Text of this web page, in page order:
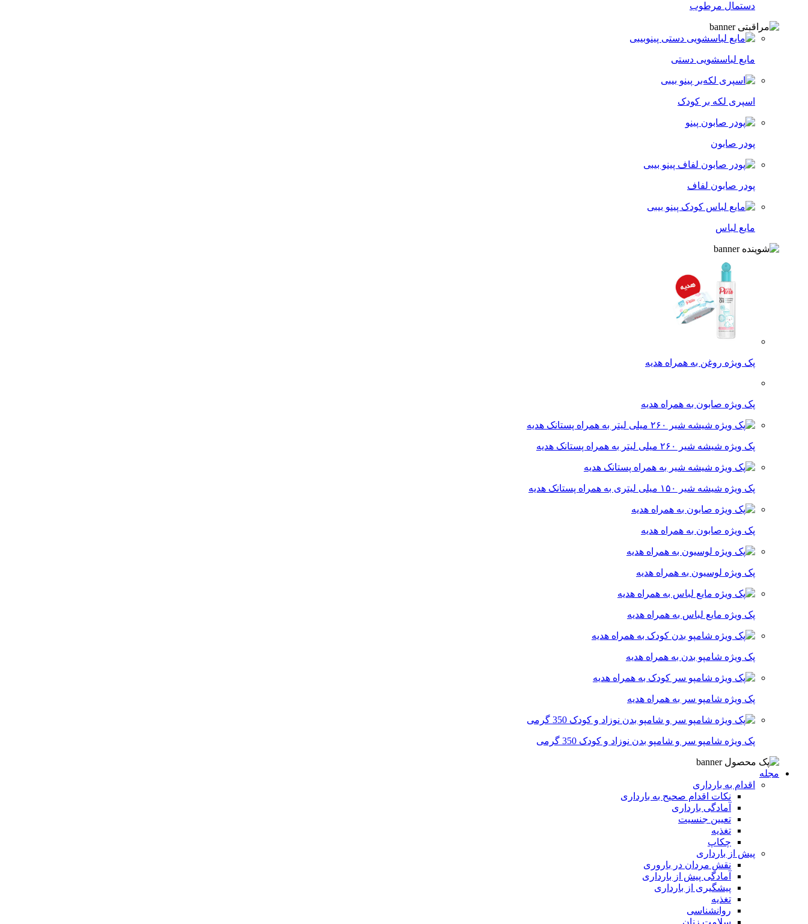
دستمال مرطوب
مایع لباسشویی دستی
اسپری لکه‌ بر کودک
پودر صابون
پودر صابون لفاف
مایع لباس
پک ویژه روغن به همراه هدیه
پک ویژه صابون به همراه هدیه
پک ویژه شیشه شیر ۲۶۰ میلی لیتر به همراه پستانک هدیه
پک ویژه شیشه شیر ۱۵۰ میلی لیتری به همراه پستانک هدیه
پک ویژه صابون به همراه هدیه
پک ویژه لوسیون به همراه هدیه
پک ویژه مایع لباس به همراه هدیه
پک ویژه شامپو بدن به همراه هدیه
پک ویژه شامپو سر به همراه هدیه
پک ویژه شامپو سر و شامپو بدن نوزاد و کودک 350 گرمی
مجله
اقدام به بارداری
نکات اقدام صحیح به بارداری
آمادگی بارداری
تعیین جنسیت
تغذیه
چکاپ
پیش از بارداری
نقش مردان در باروری
آمادگی پیش از بارداری
پیشگیری از بارداری
تغذیه
روانشناسی
سلامت زنان